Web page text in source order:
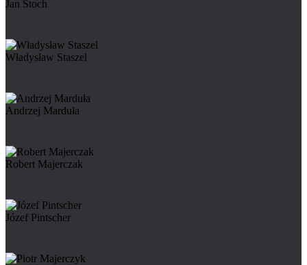
Jan Stoch
Władysław Staszel
Andrzej Marduła
Robert Majerczak
Józef Pintscher